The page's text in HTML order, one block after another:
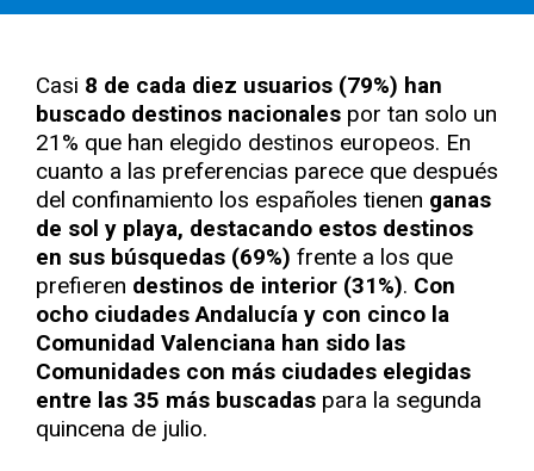
Casi 8 de cada diez usuarios (79%) han
buscado destinos nacionales por tan solo un
21% que han elegido destinos europeos. En
cuanto a las preferencias parece que después
del confinamiento los españoles tienen ganas
de sol y playa, destacando estos destinos
en sus búsquedas (69%) frente a los que
prefieren destinos de interior (31%). Con
ocho ciudades Andalucía y con cinco la
Comunidad Valenciana han sido las
Comunidades con más ciudades elegidas
entre las 35 más buscadas para la segunda
quincena de julio.